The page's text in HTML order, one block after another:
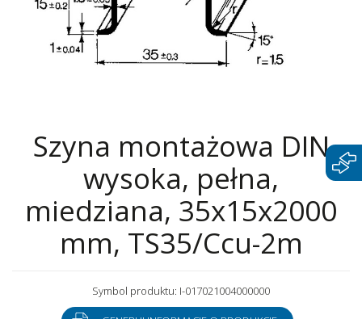
Szyna montażowa DIN
wysoka, pełna,
miedziana, 35x15x2000
mm, TS35/Ccu-2m
Symbol produktu: I-017021004000000